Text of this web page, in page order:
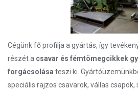
Cégünk fő profilja a gyártás, így
részét a csavar és fémtömegcikkek
forgácsolása teszi ki.
speciális rajzos csavarok, vállas